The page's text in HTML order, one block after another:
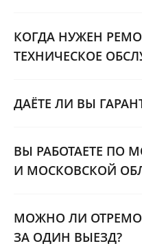
КОГДА НУЖЕН
ТЕХНИЧЕСКОЕ
ДАЁТЕ ЛИ ВЫ
ВЫ РАБОТАЕТЕ ПО
И МОСКОВСКОЙ
МОЖНО ЛИ
ЗА ОДИН ВЫЕЗД?